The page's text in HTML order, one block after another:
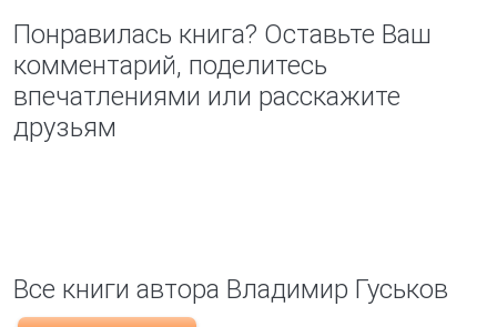
Понравилась книга? Оставьте Ваш
комментарий, поделитесь
впечатлениями или расскажите
друзьям
Все книги автора Владимир Гуськов